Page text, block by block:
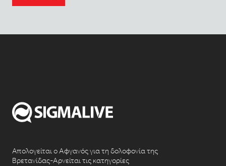
Απολογείται ο Αφγανός για τη δολοφονία της
Βρετανίδας-Αρνείται τις κατηγορίες